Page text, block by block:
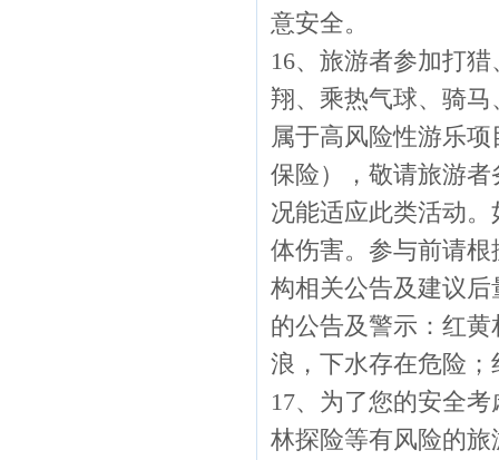
意安全。
16、旅游者参加打
翔、乘热气球、骑
属于高风险性游乐
保险），敬请旅游
况能适应此类活动
体伤害。参与前请
构相关公告及建议
的公告及警示：红
浪，下水存在危险
17、为了您的安全
林探险等有风险的